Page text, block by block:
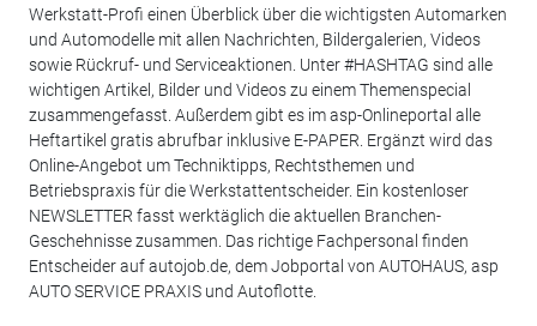
Werkstatt-Profi einen Überblick über die wichtigsten Automarken
und Automodelle mit allen Nachrichten, Bildergalerien, Videos
sowie Rückruf- und Serviceaktionen. Unter #HASHTAG sind alle
wichtigen Artikel, Bilder und Videos zu einem Themenspecial
zusammengefasst. Außerdem gibt es im asp-Onlineportal alle
Heftartikel gratis abrufbar inklusive E-PAPER. Ergänzt wird das
Online-Angebot um Techniktipps, Rechtsthemen und
Betriebspraxis für die Werkstattentscheider. Ein kostenloser
NEWSLETTER fasst werktäglich die aktuellen Branchen-
Geschehnisse zusammen. Das richtige Fachpersonal finden
Entscheider auf autojob.de, dem Jobportal von AUTOHAUS, asp
AUTO SERVICE PRAXIS und Autoflotte.